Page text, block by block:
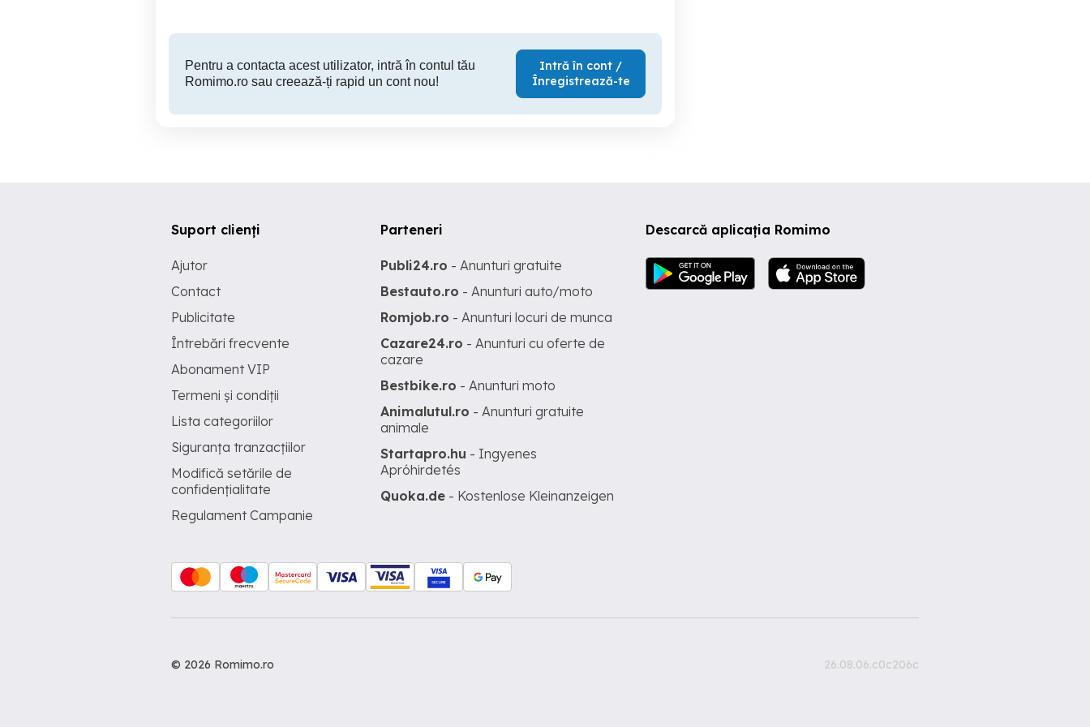
Pentru a contacta acest utilizator, intră în contul tău
Romimo.ro sau creează-ți rapid un cont nou!
Intră în cont /
Înregistrează-te
Descarcă aplicația Romimo
Suport clienți
Ajutor
Contact
Publicitate
Întrebări frecvente
Abonament VIP
Termeni și condiții
Lista categoriilor
Siguranța tranzacțiilor
Modifică setările de
confidențialitate
Regulament Campanie
Parteneri
Publi24.ro - Anunturi gratuite
Bestauto.ro - Anunturi auto/moto
Romjob.ro - Anunturi locuri de munca
Cazare24.ro - Anunturi cu oferte de
cazare
Bestbike.ro - Anunturi moto
Animalutul.ro - Anunturi gratuite
animale
Startapro.hu - Ingyenes
Apróhirdetés
Quoka.de - Kostenlose Kleinanzeigen
© 2026 Romimo.ro 26.08.06.c0c206c